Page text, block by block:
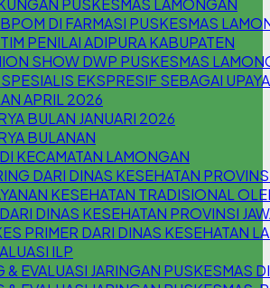
PUSKESMAS LAMONGAN
DI FARMASI PUSKESMAS
PENILAI ADIPURA KABUPATEN
SHOW DWP PUSKESMAS
EKSPRESIF SEBAGAI
APRIL 2026
BULAN JANUARI 2026
BULANAN
KECAMATAN LAMONGAN
DARI DINAS KESEHATAN
KESEHATAN TRADISIONAL
DINAS KESEHATAN PROVINSI
PRIMER DARI DINAS KESEHATAN
ILP
& EVALUASI JARINGAN PUSKESMAS